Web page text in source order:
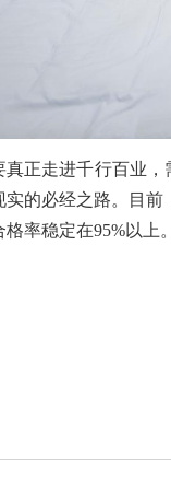
真正走进千行百业
实的必经之路。目
率稳定在95%以上。